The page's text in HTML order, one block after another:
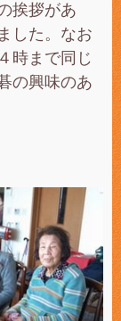
挨拶があ
した。なお
時まで同じ
の興味のあ